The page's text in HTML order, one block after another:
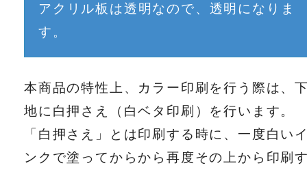
アクリル板は透明なので、透明になりま
す。
本商品の特性上、カラー印刷を行う際は、
地に白押さえ（白ベタ印刷）を行います。
「白押さえ」とは印刷する時に、一度白い
ンクで塗ってからから再度その上から印刷